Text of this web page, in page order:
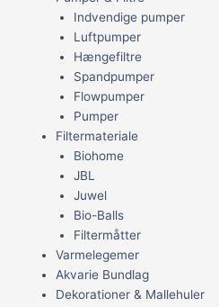
Indvendige pumper
Luftpumper
Hængefiltre
Spandpumper
Flowpumper
Pumper
Filtermateriale
Biohome
JBL
Juwel
Bio-Balls
Filtermåtter
Varmelegemer
Akvarie Bundlag
Dekorationer & Mallehuler